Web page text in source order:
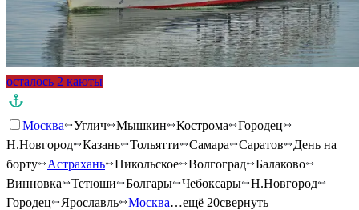
осталось 2 каюты
Москва Углич Мышкин Кострома
Городец
Н.Новгород
Казань Тольятти Самара Саратов
День на
борту
Астрахань Никольское Волгоград
Балаково
Винновка
Тетюши Болгары Чебоксары
Н.Новгород
Городец
Ярославль Москва…ещё 20свернуть